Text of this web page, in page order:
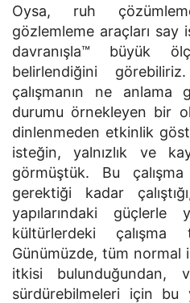
Oysa, ruh
gözlemleme araçları say
davranışla™ büyük
belirlendiğini
çalışmanın ne anlama
durumu örnekleyen bir
dinlenmeden etkinlik
isteğin, yalnızlık ve
görmüştük. Bu
gerektiği kadar
yapılarındaki güçlerle
kültürlerdeki çalışma
Günümüzde, tüm normal
itkisi bulunduğundan,
sürdürebilmeleri için bu